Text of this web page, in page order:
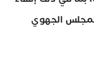
الجهوي